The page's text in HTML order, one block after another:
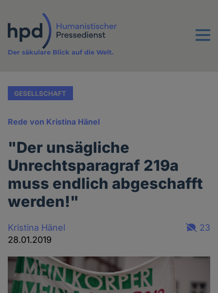
Inhalt
Menu
Der säkulare Blick auf die Welt.
GESELLSCHAFT
Rede von Kristina Hänel
"Der unsägliche
Unrechtsparagraf 219a
muss endlich abgeschafft
werden!"
Kristina Hänel
28.01.2019
23